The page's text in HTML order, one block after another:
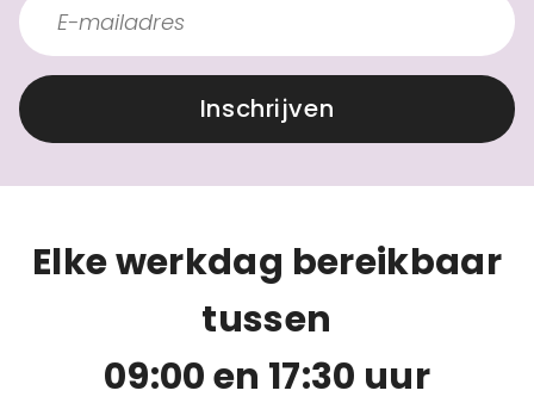
Inschrijven
Elke werkdag bereikbaar
tussen
09:00 en 17:30 uur